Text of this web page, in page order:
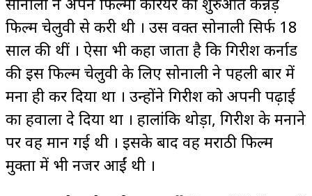
फिल्म चेलुवी से करी थी । उस वक्त सोनाली सिर्फ 18
साल की थीं । ऐसा भी कहा जाता है कि गिरीश कर्नाड
की इस फिल्म चेलुवी के लिए सोनाली ने पहली बार में
मना ही कर दिया था । उन्होंने गिरीश को अपनी पढ़ाई
का हवाला दे दिया था । हालांकि थोड़ा, गिरीश के मनाने
पर वह मान गई थी । इसके बाद वह मराठी फिल्म
मुक्ता में भी नजर आईं थी ।